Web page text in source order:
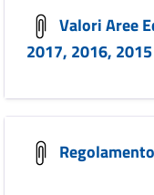
Valori Aree
2017, 2016,